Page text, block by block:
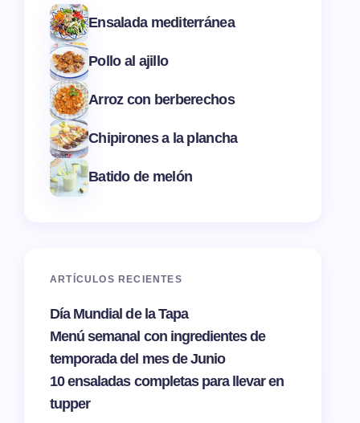
Ensalada mediterránea
Pollo al ajillo
Arroz con berberechos
Chipirones a la plancha
Batido de melón
ARTÍCULOS RECIENTES
Día Mundial de la Tapa
Menú semanal con ingredientes de
temporada del mes de Junio
10 ensaladas completas para llevar en
tupper